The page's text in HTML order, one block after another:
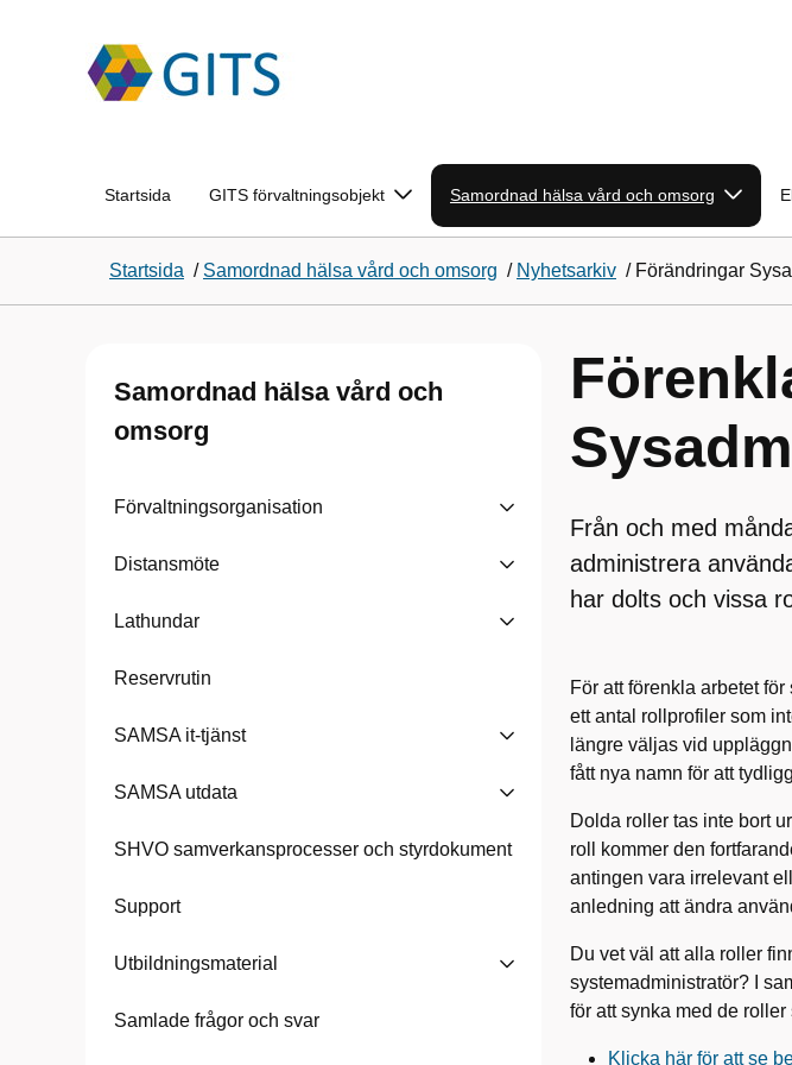
Startsida GITS förvaltningsobjekt Samordnad hälsa vård och omsorg
Startsida / Samordnad hälsa vård och omsorg / Nyhetsarkiv / Förändringar
Samordnad hälsa vård och
omsorg
Förvaltningsorganisation
Distansmöte
Lathundar
Reservrutin
SAMSA it-tjänst
SAMSA utdata
SHVO samverkansprocesser och styrdokument
Support
Utbildningsmaterial
Samlade frågor och svar
Från och med
administrera
har dolts och vissa
För att förenkla arbetet
ett antal rollprofiler som
längre väljas vid
fått nya namn för att
Dolda roller tas inte bort
roll kommer den
antingen vara irrelevant
anledning att ändra
Du vet väl att alla roller
systemadministratör? I
för att synka med de
Klicka här för att se